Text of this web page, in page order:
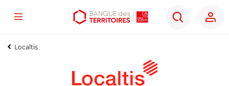
Aller
contenu
Aller
menu
Ouvrir
outils
Menu
Rechercher
Localtis